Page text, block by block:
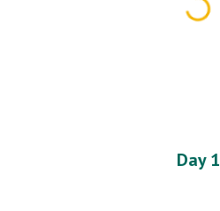
Day 1